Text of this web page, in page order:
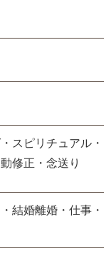
スピリチュアル・
修正・念送り
結婚離婚・仕事・